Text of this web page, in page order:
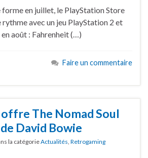
forme en juillet, le PlayStation Store
rythme avec un jeu PlayStation 2 et
en août : Fahrenheit (…)
Faire un commentaire
The Nomad Soul
David Bowie
la catégorieActualités, Retrogaming